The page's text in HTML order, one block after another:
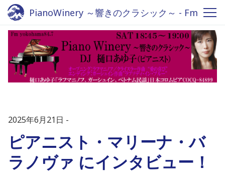
PianoWinery ～響きのクラシック～ - Fm
yokohama 84.7
2025年6月21日
ピアニスト・マリーナ・バ
ラノヴァ にインタビュー！